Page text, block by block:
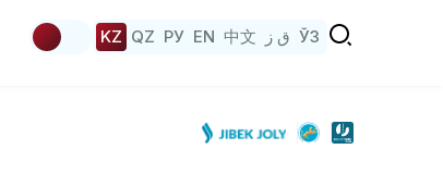
KZ QZ РУ EN 中文 ق ز ЎЗ